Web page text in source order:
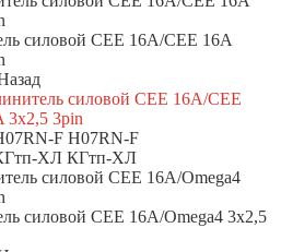
силовой CEE 16A/CEE 16A
силовой CEE 16A/CEE
3х2,5 3pin
H07RN-F
КГтп-ХЛ
силовой CEE 16A/Omega4 3х2,5